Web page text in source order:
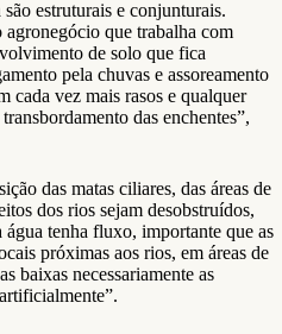
são estruturais e conjunturais.
que trabalha com
de solo que fica
pela chuvas e assoreamento
cada vez mais rasos e qualquer
das enchentes”,
das matas ciliares, das áreas de
dos rios sejam desobstruídos,
tenha fluxo, importante que as
próximas aos rios, em áreas de
baixas necessariamente as